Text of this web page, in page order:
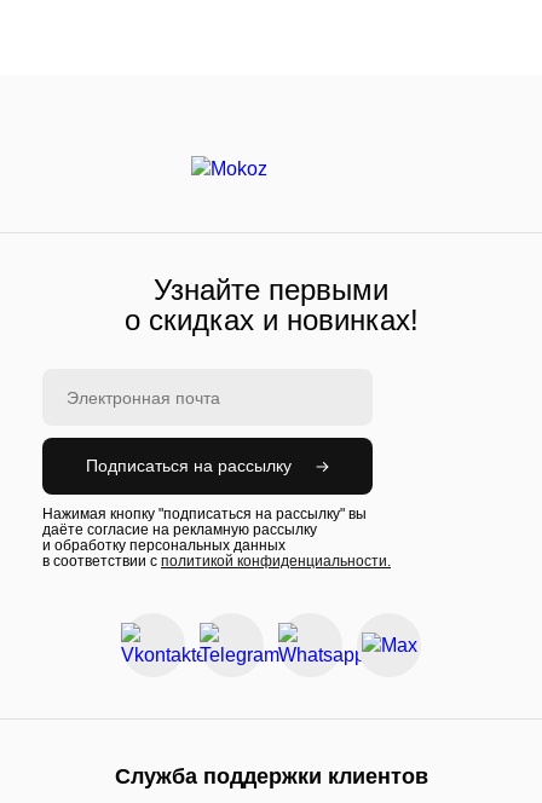
Узнайте первыми
о скидках и новинках!
Подписаться на рассылку
Нажимая кнопку "подписаться на рассылку" вы
даёте согласие на рекламную рассылку
и обработку персональных данных
в соответствии с политикой конфиденциальности.
Служба поддержки клиентов